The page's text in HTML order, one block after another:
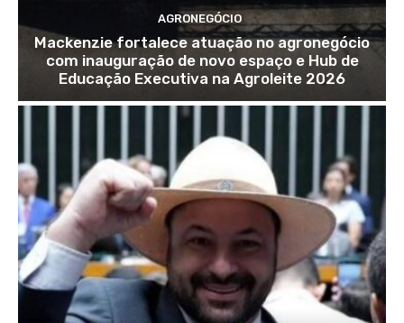
AGRONEGÓCIO
Mackenzie fortalece atuação no agronegócio
com inauguração de novo espaço e Hub de
Educação Executiva na Agroleite 2026